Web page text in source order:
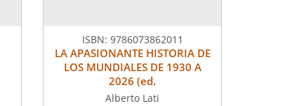
ISBN: 9786073862011
LA APASIONANTE HISTORIA DE
LOS MUNDIALES DE 1930 A
2026 (ed.
Alberto Lati